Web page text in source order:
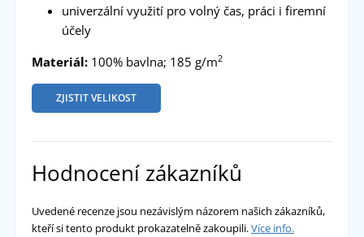
univerzální využití pro volný čas, práci i firemní
účely
Materiál:100% bavlna; 185 g/m2
ZJISTIT VELIKOST
Hodnocení zákazníků
Uvedené recenze jsou nezávislým názorem našich zákazníků,
kteří si tento produkt prokazatelně zakoupili.Více info.